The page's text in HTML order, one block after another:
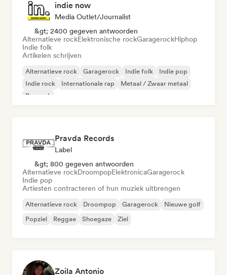
indie now
Media Outlet/Journalist
&gt; 2400 gegeven antwoorden
Alternatieve rockElektronische rockGaragerockHiphop
Indie folk
Artikelen schrijven
Alternatieve rock Garagerock Indie folk
Indie pop
Indie rock
Internationale rap
Metaal / Zwaar metaal
Poprock
Pravda Records
Label
&gt; 800 gegeven antwoorden
Alternatieve rockDroompopElektronicaGaragerock
Indie pop
Artiesten contracteren of hun muziek uitbrengen
Alternatieve rock Droompop Garagerock
Nieuwe golf
Popziel
Reggae Shoegaze Ziel
Zoila Antonio